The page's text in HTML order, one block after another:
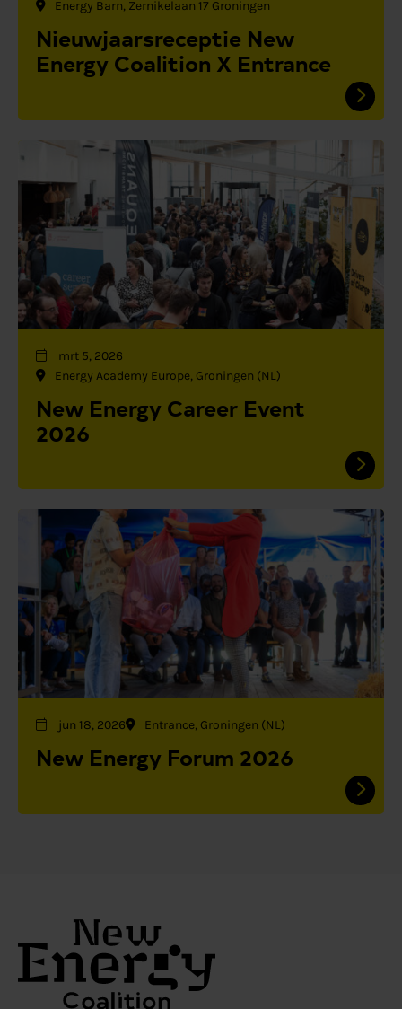
Energy Barn, Zernikelaan 17 Groningen
Nieuwjaarsreceptie New
Energy Coalition X Entrance
mrt 5, 2026
Energy Academy Europe, Groningen (NL)
New Energy Career Event
2026
jun 18, 2026 Entrance, Groningen (NL)
New Energy Forum 2026